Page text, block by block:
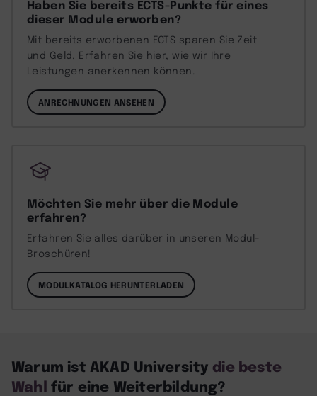
Haben Sie bereits ECTS-Punkte für eines
dieser Module erworben?
Mit bereits erworbenen ECTS sparen Sie Zeit
und Geld. Erfahren Sie hier, wie wir Ihre
Leistungen anerkennen können.
ANRECHNUNGEN ANSEHEN
Möchten Sie mehr über die Module
erfahren?
Erfahren Sie alles darüber in unseren Modul-
Broschüren!
MODULKATALOG HERUNTERLADEN
Warum ist AKAD University die beste
Wahl für eine Weiterbildung?